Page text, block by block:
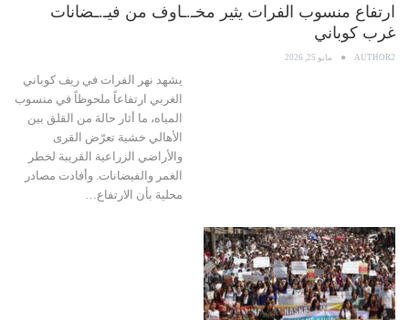
ارتفاع منسوب الفرات يثير مخـ.ـاوف من فيـ.ـضانات
غرب كوباني
AUTHOR2 مايو 25, 2026
يشهد نهر الفرات في ريف كوباني
الغربي ارتفاعاً ملحوظاً في منسوب
المياه، ما أثار حالة من القلق بين
الأهالي خشية تعرّض القرى
والأراضي الزراعية القريبة لخطر
الغمر والفيضانات. وأفادت مصادر
محلية بأن الارتفاع…